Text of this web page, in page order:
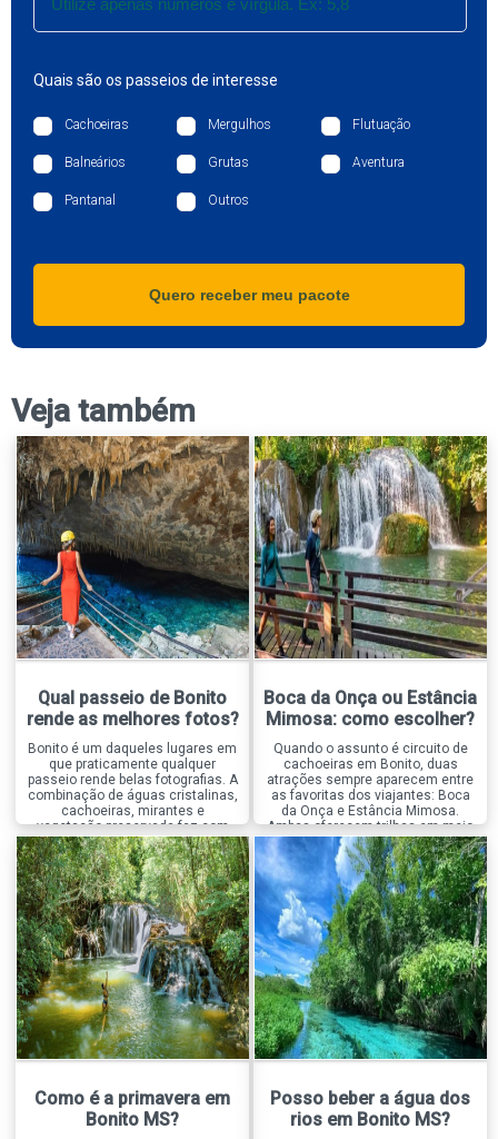
Quais são os passeios de interesse
Cachoeiras Mergulhos Flutuação
Balneários Grutas Aventura
Pantanal Outros
Quero receber meu pacote
Veja também
Qual passeio de Bonito
rende as melhores fotos?
Bonito é um daqueles lugares em
que praticamente qualquer
passeio rende belas fotografias. A
combinação de águas cristalinas,
cachoeiras, mirantes e
vegetação preservada faz com
que o destino seja um verdadeiro
paraíso para quem gosta de
registrar a viagem. Mas, entre
tantas opções, existe um passeio
que se destaca quando o
assunto é fotografia, a […]
Boca da Onça ou Estância
Mimosa: como escolher?
Quando o assunto é circuito de
cachoeiras em Bonito, duas
atrações sempre aparecem entre
as favoritas dos viajantes: Boca
da Onça e Estância Mimosa.
Ambas oferecem trilhas em meio
à natureza, diversas cachoeiras
para banho e excelente
infraestrutura, mas proporcionam
experiências bastante diferentes.
Enquanto a Boca da Onça é
conhecida pela aventura, pelos
grandes desafios […]
Como é a primavera em
Bonito MS?
Posso beber a água dos
rios em Bonito MS?